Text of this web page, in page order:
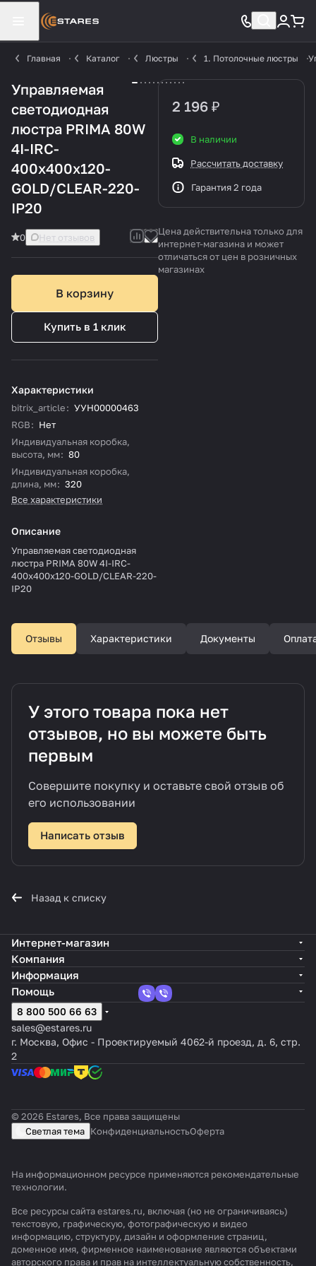
Главная Каталог Люстры 1. Потолочные люстры
Управляемая
светодиодная
люстра PRIMA 80W
4I-IRC-
400x400x120-
GOLD/CLEAR-220-
IP20
0 Нет отзывов
В корзину
Купить в 1 клик
Характеристики
bitrix_article: УУН00000463
RGB: Нет
Индивидуальная коробка,
высота, мм: 80
Индивидуальная коробка,
длина, мм: 320
Все характеристики
Описание
Управляемая светодиодная
люстра PRIMA 80W 4I-IRC-
400x400x120-GOLD/CLEAR-220-
IP20
2 196 ₽
В наличии
Рассчитать доставку
Гарантия 2 года
Цена действительна только для
интернет-магазина и может
отличаться от цен в розничных
магазинах
Отзывы Характеристики Документы
У этого товара пока нет
отзывов, но вы можете быть
первым
Совершите покупку и оставьте свой отзыв об
его использовании
Написать отзыв
Назад к списку
Интернет-магазин
Компания
Информация
Помощь
8 800 500 66 63
sales@estares.ru
г. Москва, Офис - Проектируемый 4062-й проезд, д. 6, стр.
2
© 2026 Estares, Все права защищены
Светлая тема КонфиденциальностьОферта
На информационном ресурсе применяются рекомендательные
технологии.
Все ресурсы сайта estares.ru, включая (но не ограничиваясь)
текстовую, графическую, фотографическую и видео
информацию, структуру, дизайн и оформление страниц,
доменное имя, фирменное наименование являются объектами
авторского права и прав на интеллектуальную собственность,